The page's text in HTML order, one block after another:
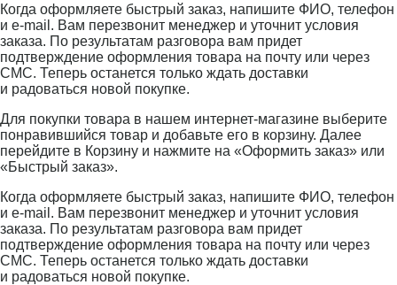
Когда оформляете быстрый заказ, напишите ФИО, телефон
и e-mail. Вам перезвонит менеджер и уточнит условия
заказа. По результатам разговора вам придет
подтверждение оформления товара на почту или через
СМС. Теперь останется только ждать доставки
и радоваться новой покупке.
Для покупки товара в нашем интернет-магазине выберите
понравившийся товар и добавьте его в корзину. Далее
перейдите в Корзину и нажмите на «Оформить заказ» или
«Быстрый заказ».
Когда оформляете быстрый заказ, напишите ФИО, телефон
и e-mail. Вам перезвонит менеджер и уточнит условия
заказа. По результатам разговора вам придет
подтверждение оформления товара на почту или через
СМС. Теперь останется только ждать доставки
и радоваться новой покупке.